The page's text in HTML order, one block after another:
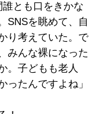
とも口をきかな
SNSを眺めて、自
り考えていた。で
みんな裸になった
。子どもも老人
ったんですよね」